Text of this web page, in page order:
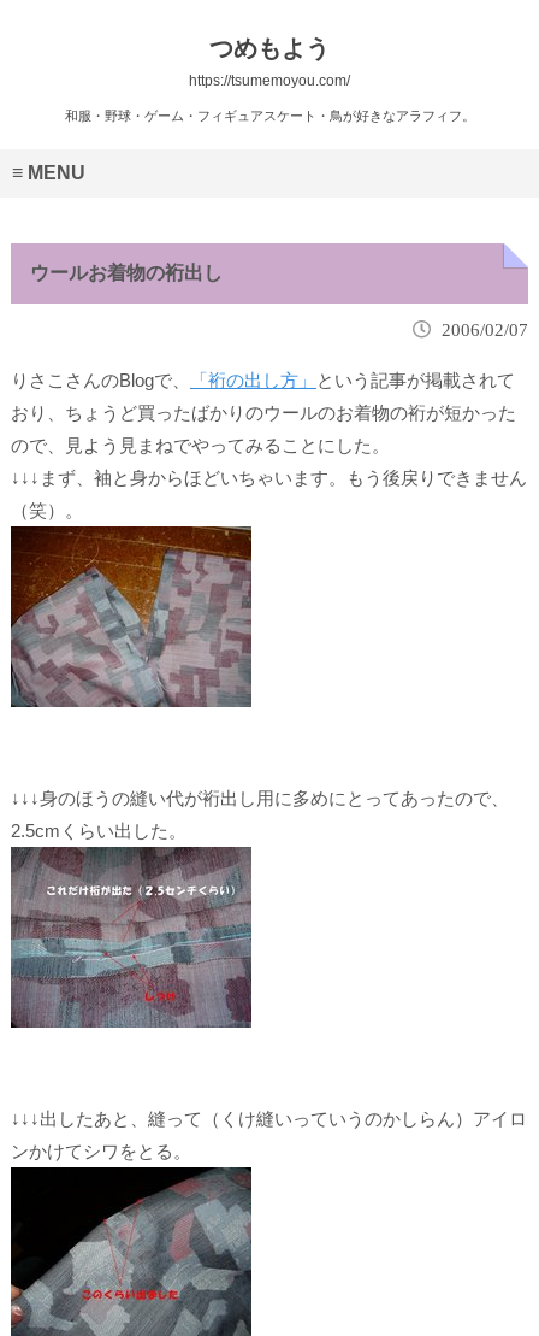
つめもよう
https://tsumemoyou.com/
和服・野球・ゲーム・フィギュアスケート・鳥が好きなアラフィフ。
MENU
ウールお着物の裄出し
2006/02/07
りさこさんのBlogで、 「裄の出し方」
という記事が掲載されて
おり、ちょうど買ったばかりのウールのお着物の裄が短かった
ので、見よう見まねでやってみることにした。
↓↓↓まず、袖と身からほどいちゃいます。もう後戻りできません
（笑）。
↓↓↓身のほうの縫い代が裄出し用に多めにとってあったので、
2.5cmくらい出した。
↓↓↓出したあと、縫って（ くけ縫いっていうのかしらん）アイロ
ンかけてシワをとる。